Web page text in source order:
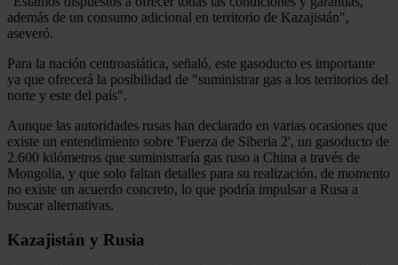
además de un consumo adicional en territorio de Kazajistán",
aseveró.
Para la nación centroasiática, señaló, este gasoducto es importante
ya que ofrecerá la posibilidad de "suministrar gas a los territorios del
norte y este del país".
Aunque las autoridades rusas han declarado en varias ocasiones que
existe un entendimiento sobre 'Fuerza de Siberia 2', un gasoducto de
2.600 kilómetros que suministraría gas ruso a China a través de
Mongolia, y que solo faltan detalles para su realización, de momento
no existe un acuerdo concreto, lo que podría impulsar a Rusa a
buscar alternativas.
Kazajistán y Rusia